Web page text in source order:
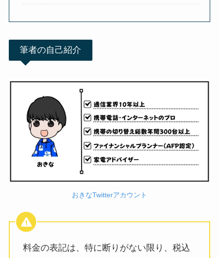
筆者の自己紹介
おきなTwitterアカウント
料金の表記は、特に断りがない限り、税込